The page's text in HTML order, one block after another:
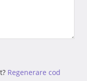
Regenerare cod